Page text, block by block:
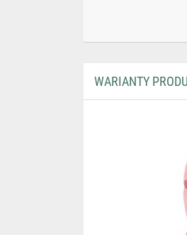
WARIANTY